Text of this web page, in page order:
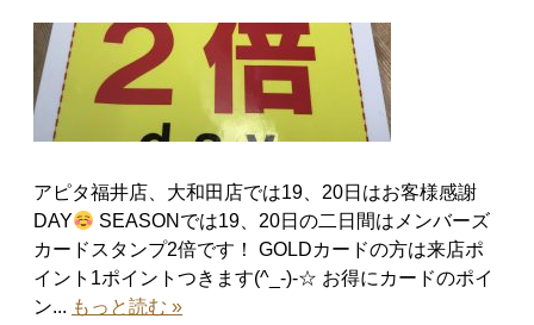
アピタ福井店、大和田店では19、20日はお客様感謝
DAY
SEASONでは19、20日の二日間はメンバーズ
カードスタンプ2倍です！ GOLDカードの方は来店ポ
イント1ポイントつきます(^_-)-☆ お得にカードのポイ
ン... もっと読む »